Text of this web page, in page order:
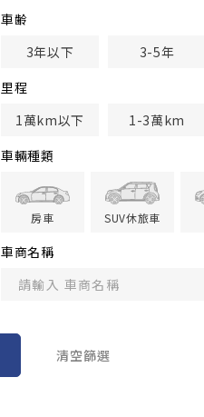
車齢
3年以下
3-5年
里程
1萬km以下
1-3萬km
車輛種類
房車 SUV休旅車
車商名稱
清空篩選